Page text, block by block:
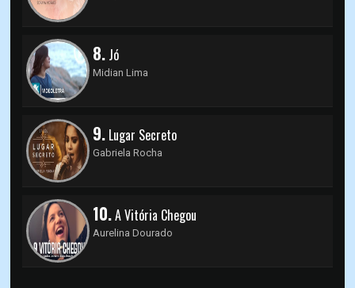
8. Jó
Midian Lima
9. Lugar Secreto
Gabriela Rocha
10.A Vitória Chegou
Aurelina Dourado